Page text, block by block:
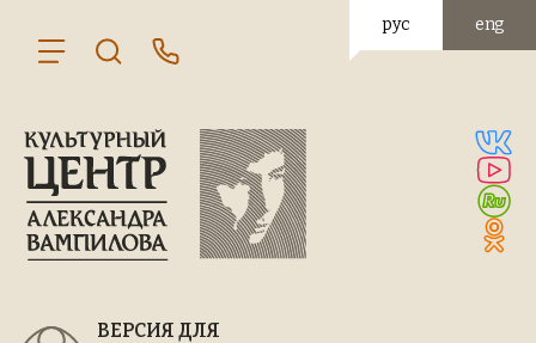
рус eng
ВЕРСИЯ ДЛЯ